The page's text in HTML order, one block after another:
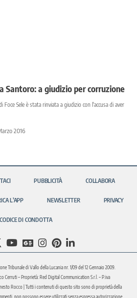
Santoro: a giudizio per corruzione
Foce Sele è stata rinviata a giudizio con l'accusa di aver
2016
PUBBLICITÀ COLLABORA
L’APP NEWSLETTER PRIVACY
CODICE DI CONDOTTA
Tribunale di Vallo della Lucania nr. 1/09 del 12 Gennaio 2009.
Cerruti – Proprietà: Red Digital Communication S.r.l. – P.iva
Rocco | Tutti i contenuti di questo sito sono di proprietà della
non possono essere utilizzati senza espressa autorizzazione.